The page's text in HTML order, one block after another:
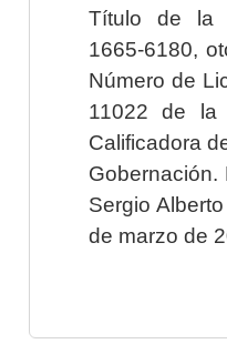
Título de la
1665-6180,
Número de
11022 de la
Calificadora
Sergio
de marzo de